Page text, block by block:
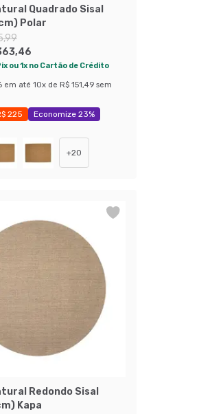
Quadrado Sisal
Polar
ou 1x no Cartão de Crédito
em até 10x de R$ 151,49 sem
225 Economize 23%
+20
Redondo Sisal
Kapa